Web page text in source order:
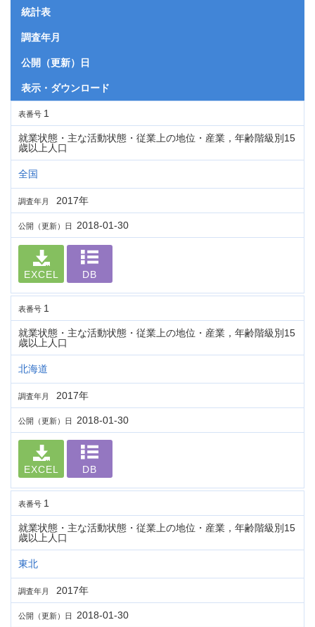
統計表
調査年月
公開（更新）日
表示・ダウンロード
表番号 1
就業状態・主な活動状態・従業上の地位・産業，年齢階級別15
歳以上人口
全国
調査年月 2017年
公開（更新）日 2018-01-30
EXCEL DB
表番号 1
就業状態・主な活動状態・従業上の地位・産業，年齢階級別15
歳以上人口
北海道
調査年月 2017年
公開（更新）日 2018-01-30
EXCEL DB
表番号 1
就業状態・主な活動状態・従業上の地位・産業，年齢階級別15
歳以上人口
東北
調査年月 2017年
公開（更新）日 2018-01-30